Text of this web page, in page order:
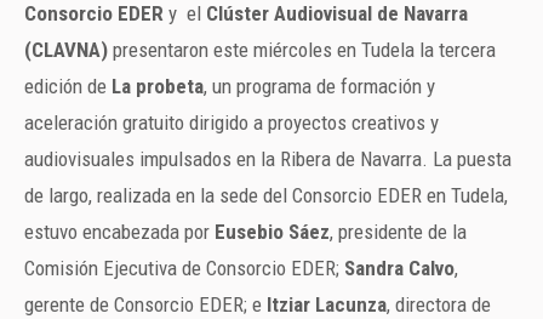
Consorcio EDER y el Clúster Audiovisual de Navarra
(CLAVNA) presentaron este miércoles en Tudela la tercera
edición de La probeta, un programa de formación y
aceleración gratuito dirigido a proyectos creativos y
audiovisuales impulsados en la Ribera de Navarra. La puesta
de largo, realizada en la sede del Consorcio EDER en Tudela,
estuvo encabezada por Eusebio Sáez, presidente de la
Comisión Ejecutiva de Consorcio EDER; Sandra Calvo,
gerente de Consorcio EDER; e Itziar Lacunza, directora de